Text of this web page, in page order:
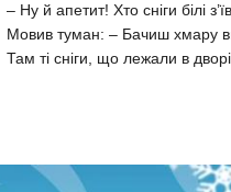
– Ну й апетит! Хто сніги білі
Мовив туман: – Бачиш хмару
Там ті сніги, що лежали в